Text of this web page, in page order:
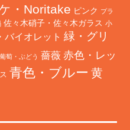
・Noritake ピンク プラ
佐々木硝子・佐々木ガラス 小
バイオレット 緑・グリ
葡萄・ぶどう 薔薇 赤色・レッ
青色・ブルー 黄